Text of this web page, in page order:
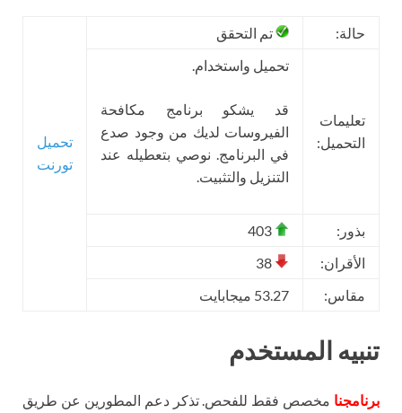
حالة: تم التحقق
تحميل
تورنت
تعليمات
التحميل:
تحميل واستخدام.
قد يشكو برنامج مكافحة
الفيروسات لديك من وجود صدع
في البرنامج. نوصي بتعطيله عند
التنزيل والتثبيت.
بذور:
الأقران:
مقاس:
53.27 ميجابايت
تنبيه المستخدم
برنامجنا مخصص فقط للفحص. تذكر دعم المطورين عن طريق